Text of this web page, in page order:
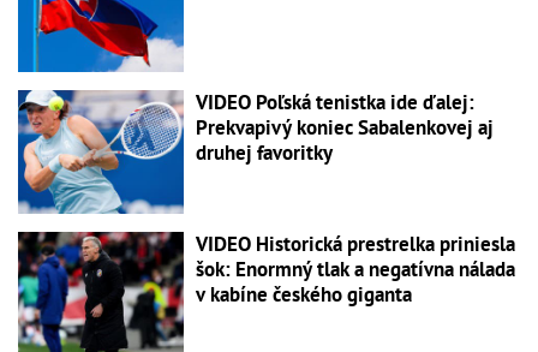
VIDEO Poľská tenistka ide ďalej:
Prekvapivý koniec Sabalenkovej aj
druhej favoritky
VIDEO Historická prestrelka priniesla
šok: Enormný tlak a negatívna nálada
v kabíne českého giganta